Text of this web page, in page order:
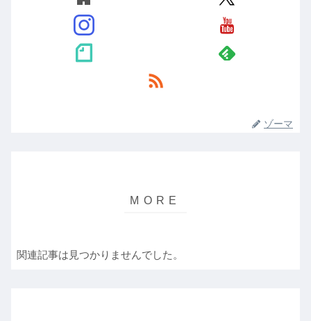
ゾーマ
関連記事は見つかりませんでした。